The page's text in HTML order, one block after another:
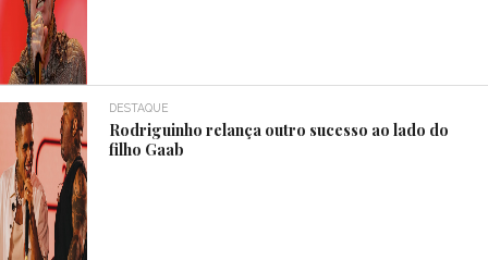
DESTAQUE
Rodriguinho relança outro sucesso ao lado do
filho Gaab